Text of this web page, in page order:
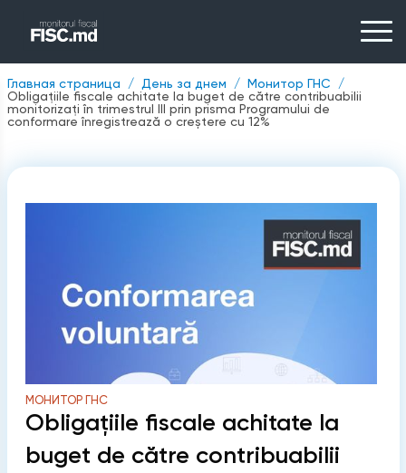
Главная страница День за днем
Монитор ГНС
Obligațiile fiscale achitate la buget de către contribuabilii
monitorizați în trimestrul III prin prisma Programului de
conformare înregistrează o creștere cu 12%
МОНИТОР ГНС
Obligațiile fiscale achitate la
buget de către contribuabilii